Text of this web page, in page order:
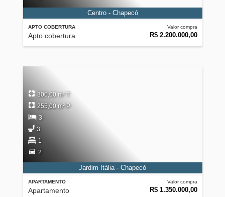
APTO COBERTURA
Apto cobertura
Valor compra
R$ 2.200.000,00
Centro - Chapecó
APARTAMENTO
Apartamento
Valor compra
R$ 1.350.000,00
300,00 m² T
255,00 m² P
3
3
1
2
Jardim Itália - Chapecó